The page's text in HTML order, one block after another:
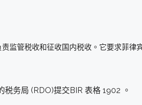
监管税收和征收国内税收。它要求菲
务局 (RDO)提交BIR 表格 1902 。